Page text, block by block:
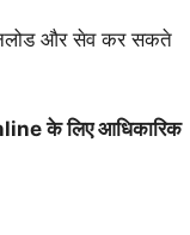
और सेव कर सकते
के लिए आधिकारिक